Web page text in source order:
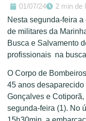
01/07/24
2 min de
Nesta segunda-feira
de militares da
Busca e Salvamento
profissionais na busca
O Corpo de
45 anos
Gonçalves e
segunda-feira (1). No